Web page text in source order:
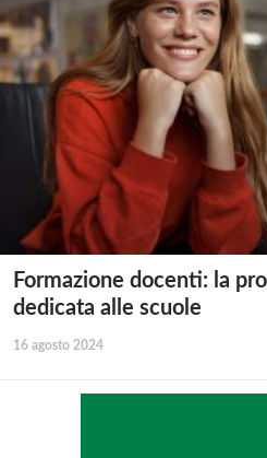
Formazione docenti: la
dedicata alle scuole
16 agosto 2024